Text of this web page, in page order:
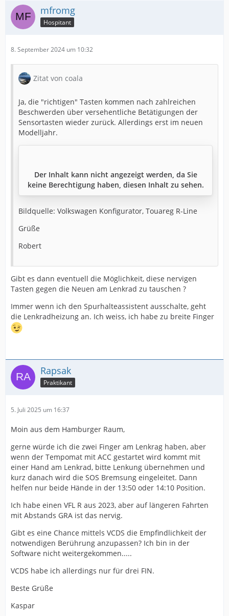
mfromg
Hospitant
8. September 2024 um 10:32
Zitat von coala
Ja, die "richtigen" Tasten kommen nach zahlreichen
Beschwerden über versehentliche Betätigungen der
Sensortasten wieder zurück. Allerdings erst im neuen
Modelljahr.
Der Inhalt kann nicht angezeigt werden, da Sie
keine Berechtigung haben, diesen Inhalt zu sehen.
Bildquelle: Volkswagen Konfigurator, Touareg R-Line
Grüße
Robert
Gibt es dann eventuell die Möglichkeit, diese nervigen
Tasten gegen die Neuen am Lenkrad zu tauschen ?
Immer wenn ich den Spurhalteassistent ausschalte, geht
die Lenkradheizung an. Ich weiss, ich habe zu breite Finger
Rapsak
Praktikant
5. Juli 2025 um 16:37
Moin aus dem Hamburger Raum,
gerne würde ich die zwei Finger am Lenkrag haben, aber
wenn der Tempomat mit ACC gestartet wird kommt mit
einer Hand am Lenkrad, bitte Lenkung übernehmen und
kurz danach wird die SOS Bremsung eingeleitet. Dann
helfen nur beide Hände in der 13:50 oder 14:10 Position.
Ich habe einen VFL R aus 2023, aber auf längeren Fahrten
mit Abstands GRA ist das nervig.
Gibt es eine Chance mittels VCDS die Empfindlichkeit der
notwendigen Berührung anzupassen? Ich bin in der
Software nicht weitergekommen.....
VCDS habe ich allerdings nur für drei FIN.
Beste Grüße
Kaspar